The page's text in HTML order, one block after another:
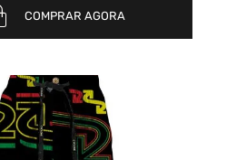
COMPRAR AGORA